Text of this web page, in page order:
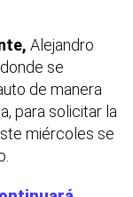
Alejandro
se
de manera
para solicitar la
miércoles se